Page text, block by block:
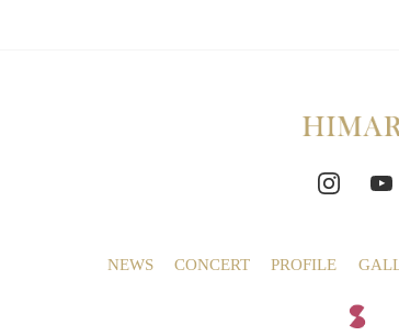
NEWS CONCERT PROFILE